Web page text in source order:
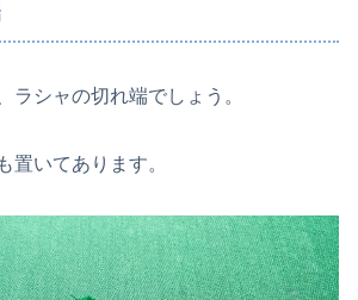
ラシャの切れ端でしょう。
置いてあります。